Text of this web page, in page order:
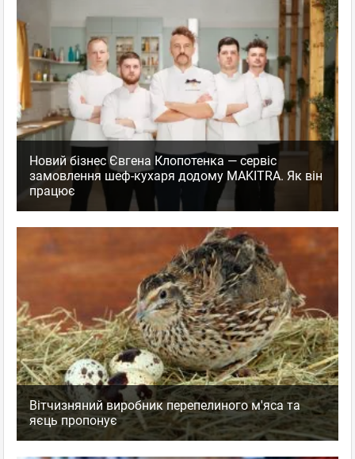
Новий бізнес Євгена Клопотенка — сервіс
замовлення шеф-кухаря додому MAKITRA. Як він
працює
Вітчизняний виробник перепелиного м'яса та
яєць пропонує